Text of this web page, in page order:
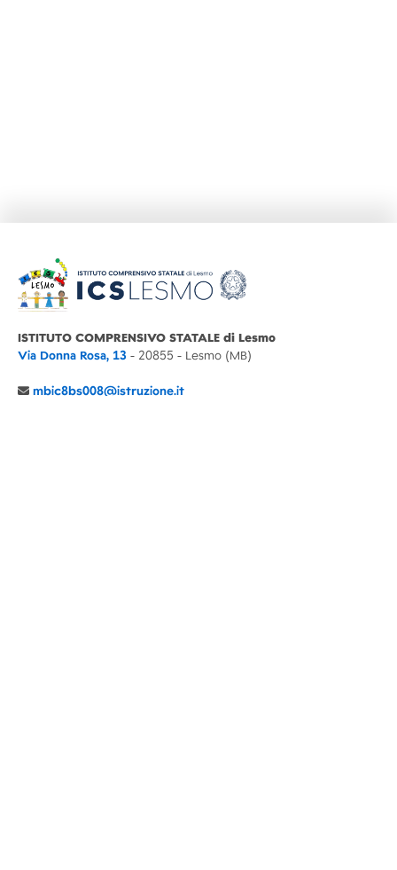
ISTITUTO COMPRENSIVO STATALE di Lesmo
Via Donna Rosa, 13 - 20855 - Lesmo (MB)
mbic8bs008@istruzione.it